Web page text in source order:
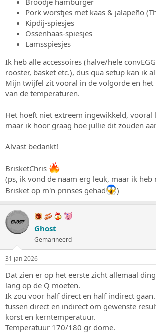
Pork worstjes met kaas & jalapeño
Kipdij-spiesjes
Ossenhaas-spiesjes
Lamsspiesjes
Ik heb alle accessoires (halve/hele
rooster, basket etc.), dus qua setup kan ik
Mijn twijfel zit vooral in de volgorde en het
van de temperaturen.
Het hoeft niet extreem ingewikkeld, vooral
maar ik hoor graag hoe jullie dit zouden
Alvast bedankt!
BrisketChris
(ps, ik vond de naam erg leuk, maar ik heb
Brisket op m'n prinses gehad
)
Ghost
Gemarineerd
31 jan 2026
Dat zien er op het eerste zicht allemaal
lang op de Q moeten.
Ik zou voor half direct en half indirect gaan.
tussen direct en indirect om gewenste
korst en kerntemperatuur.
Temperatuur 170/180 gr dome.